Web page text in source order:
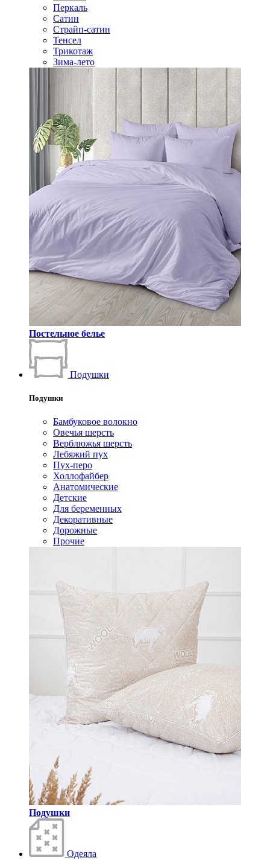
Перкаль
Сатин
Страйп-сатин
Тенсел
Трикотаж
Зима-лето
Постельное белье
Подушки
Подушки
Бамбуковое волокно
Овечья шерсть
Верблюжья шерсть
Лебяжий пух
Пух-перо
Холлофайбер
Анатомические
Детские
Для беременных
Декоративные
Дорожные
Прочие
Подушки
Одеяла